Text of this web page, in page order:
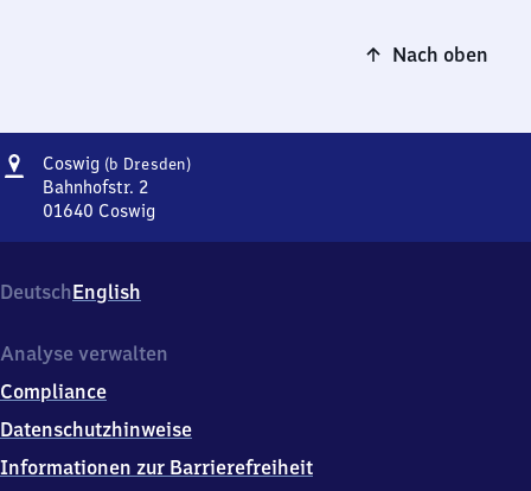
Nach oben
Adresse
Coswig (b Dresden)Coswig
Bahnhofstr. 2
01640 Coswig
Dresden),
Bahnhofstr.
0
6
4
Coswig
DeutschEnglish
Analyse verwalten
Compliance
Datenschutzhinweise
Informationen zur Barrierefreiheit